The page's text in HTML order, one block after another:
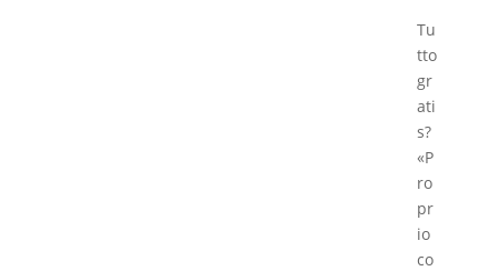
Tu
tto
gr
ati
s?
«P
ro
pr
io
co